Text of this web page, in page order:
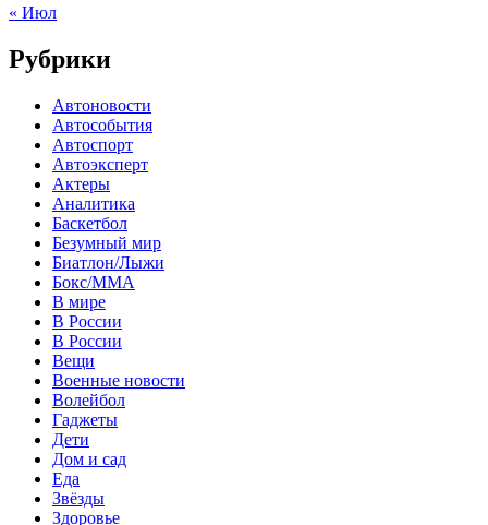
« Июл
Рубрики
Автоновости
Автособытия
Автоспорт
Автоэксперт
Актеры
Аналитика
Баскетбол
Безумный мир
Биатлон/Лыжи
Бокс/MMA
В мире
В России
В России
Вещи
Военные новости
Волейбол
Гаджеты
Дети
Дом и сад
Еда
Звёзды
Здоровье